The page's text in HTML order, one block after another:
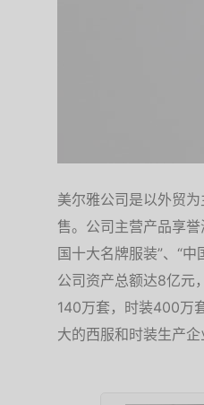
美尔雅公司是以外贸
售。公司主营产品享
国十大名牌服装”、“
公司资产总额达8亿元
140万套，时装400万
大的西服和时装生产企